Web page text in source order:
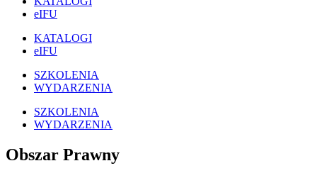
eIFU
KATALOGI
eIFU
SZKOLENIA
WYDARZENIA
SZKOLENIA
WYDARZENIA
Obszar Prawny